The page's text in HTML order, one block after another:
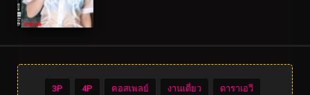
3P 4P คอสเพลย์ งานเดี่ยว ดาราเอวี